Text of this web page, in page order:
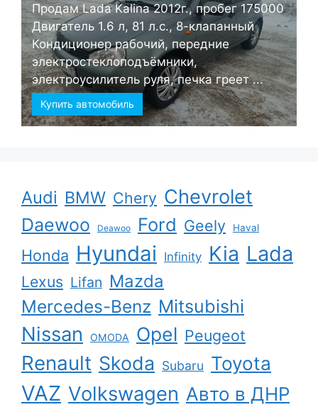
Продам Lada Kalina 2012г., пробег 175000
Двигатель 1.6 л, 81 л.с., 8-клапанный
Кондиционер рабочий, передние
электростеклоподъёмники,
электроусилитель руля, печка греет ...
Купить автомобиль
Audi BMW Chery Chevrolet
Daewoo Deawoo Ford Geely Haval
Honda Hyundai Infinity Kia Lada
Lexus Lifan Mazda
Mercedes-Benz Mitsubishi
Nissan OMODA Opel Peugeot
Renault Skoda Subaru Toyota
VAZ Volkswagen Авто в ДНР